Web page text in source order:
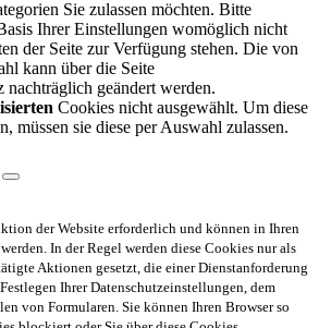
Sie zulassen möchten. Bitte
Ihrer Einstellungen womöglich nicht
der Seite zur Verfügung stehen. Die von
kann über die Seite
nachträglich geändert werden.
Cookies nicht ausgewählt. Um diese
müssen sie diese per Auswahl zulassen.
der Website erforderlich und können in Ihren
In der Regel werden diese Cookies nur als
Aktionen gesetzt, die einer Dienstanforderung
Ihrer Datenschutzeinstellungen, dem
von Formularen. Sie können Ihren Browser so